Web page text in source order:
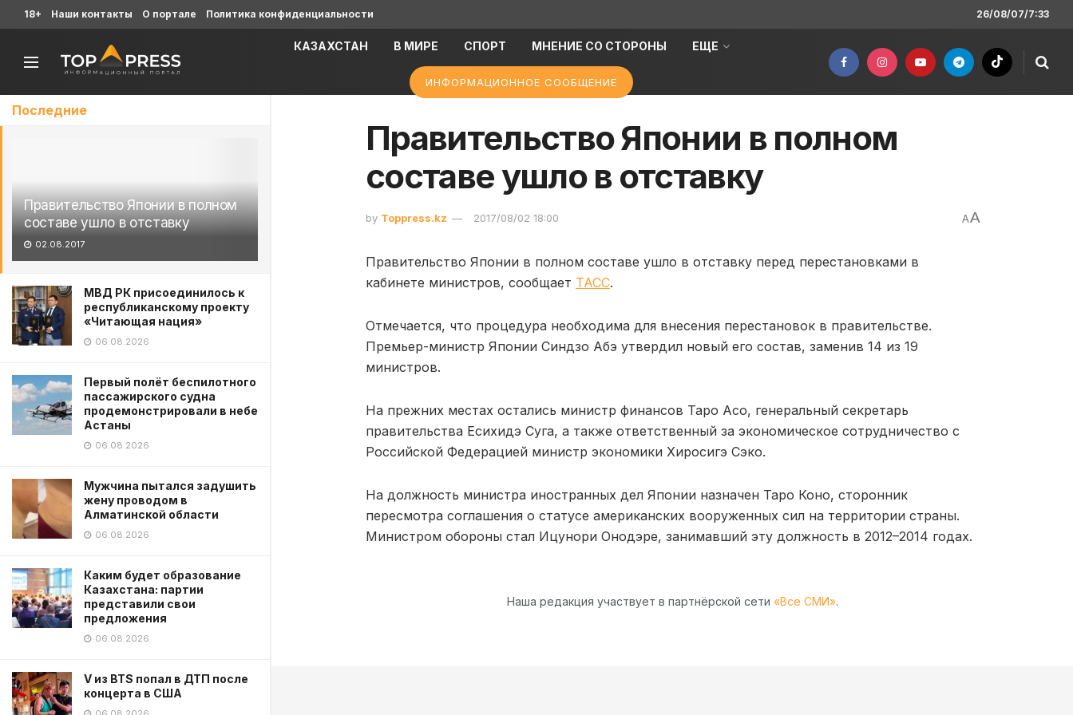
Последние
Правительство Японии в полном
составе ушло в отставку
02.08.2017
МВД РК присоединилось к
республиканскому проекту
«Читающая нация»
06.08.2026
Первый полёт беспилотного
пассажирского судна
продемонстрировали в небе
Астаны
06.08.2026
Мужчина пытался задушить
жену проводом в
Алматинской области
06.08.2026
Каким будет образование
Казахстана: партии
представили свои
предложения
06.08.2026
V из BTS попал в ДТП после
концерта в США
18+ Наши контакты О портале Политика конфиденциальности 26/08/07/7:33
КАЗАХСТАН В МИРЕ СПОРТ МНЕНИЕ СО СТОРОНЫ ЕЩЕ
ИНФОРМАЦИОННОЕ СООБЩЕНИЕ
Правительство Японии в полном
составе ушло в отставку
by Toppress.kz 2017/08/02 18:00 AA
Правительство Японии в полном составе ушло в отставку перед перестановками в
кабинете министров, сообщает ТАСС.
Отмечается, что процедура необходима для внесения перестановок в правительстве.
Премьер-министр Японии Синдзо Абэ утвердил новый его состав, заменив 14 из 19
министров.
На прежних местах остались министр финансов Таро Асо, генеральный секретарь
правительства Есихидэ Суга, а также ответственный за экономическое сотрудничество с
Российской Федерацией министр экономики Хиросигэ Сэко.
На должность министра иностранных дел Японии назначен Таро Коно, сторонник
пересмотра соглашения о статусе американских вооруженных сил на территории страны.
Министром обороны стал Ицунори Онодэре, занимавший эту должность в 2012–2014 годах.
Наша редакция участвует в партнёрской сети «Все СМИ».